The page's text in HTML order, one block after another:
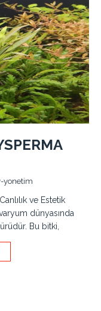
yonetim
ve Estetik
dünyasında
Bu bitki,